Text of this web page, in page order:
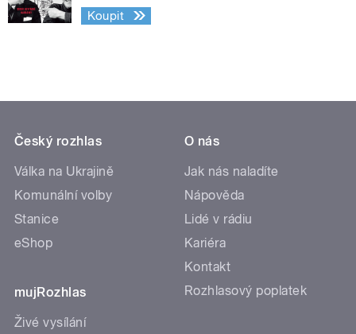
Koupit
Český rozhlas
Válka na Ukrajině
Komunální volby
Stanice
eShop
mujRozhlas
Živé vysílání
O nás
Jak nás naladíte
Nápověda
Lidé v rádiu
Kariéra
Kontakt
Rozhlasový poplatek